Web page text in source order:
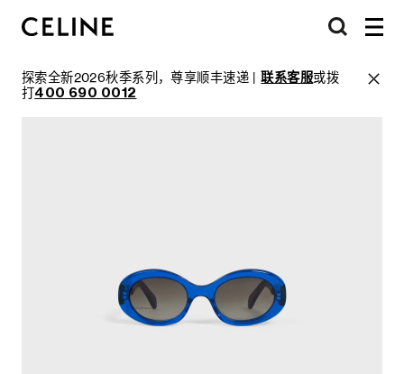
探索全新2026秋季系列，尊享顺丰速递 |联系客服或拨
打400 690 0012